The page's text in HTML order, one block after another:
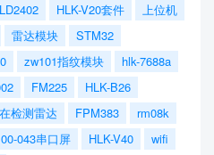
LD2402 HLK-V20套件
上位机
雷达模块
STM32
zw101指纹模块
hlk-7688a
FM225
HLK-B26
检测雷达 FPM383
rm08k
043串口屏 HLK-V40
wifi